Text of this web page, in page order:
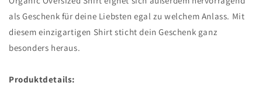
als Geschenk für deine Liebsten egal zu welchem Anlass. Mit
diesem einzigartigen Shirt sticht dein Geschenk ganz
besonders heraus.
Produktdetails: